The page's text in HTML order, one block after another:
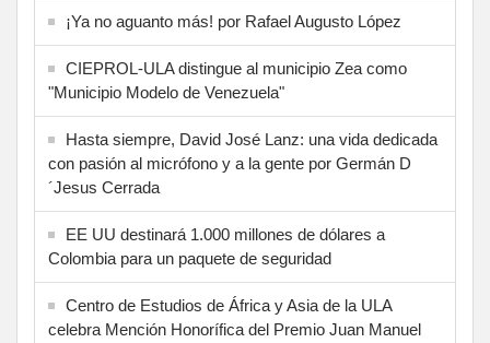
¡Ya no aguanto más! por Rafael Augusto López
CIEPROL-ULA distingue al municipio Zea como
"Municipio Modelo de Venezuela"
Hasta siempre, David José Lanz: una vida dedicada
con pasión al micrófono y a la gente por Germán D
´Jesus Cerrada
EE UU destinará 1.000 millones de dólares a
Colombia para un paquete de seguridad
Centro de Estudios de África y Asia de la ULA
celebra Mención Honorífica del Premio Juan Manuel